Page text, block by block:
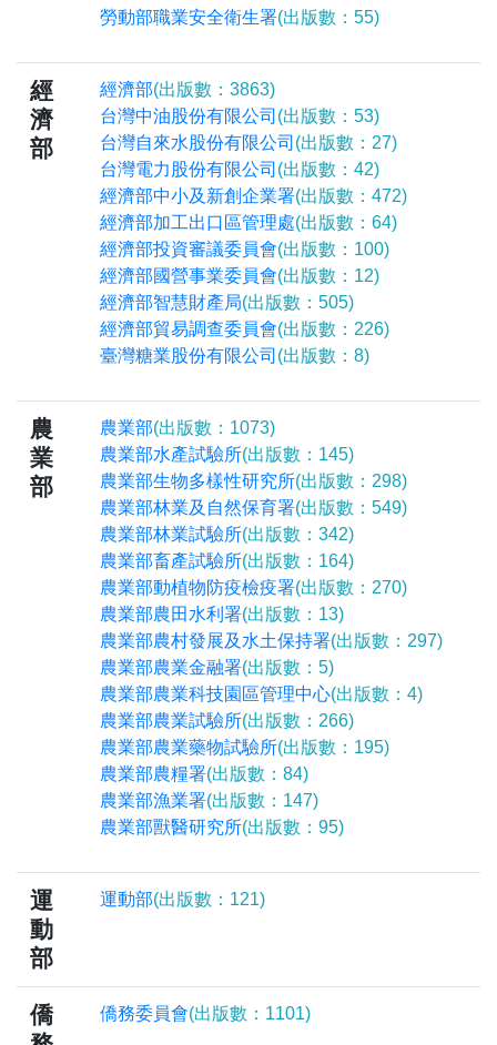
勞動部職業安全衛生署(出版數：55)
經
濟
部
經濟部(出版數：3863)
台灣中油股份有限公司 (出版數：53)
台灣自來水股份有限公司 (出版數：27)
台灣電力股份有限公司 (出版數：42)
經濟部中小及新創企業署(出版數：472)
經濟部加工出口區管理處(出版數：64)
經濟部投資審議委員會(出版數：100)
經濟部國營事業委員會(出版數：12)
經濟部智慧財產局(出版數：505)
經濟部貿易調查委員會(出版數：226)
臺灣糖業股份有限公司 (出版數：8)
農
業
部
農業部(出版數：1073)
農業部水產試驗所(出版數：145)
農業部生物多樣性研究所(出版數：298)
農業部林業及自然保育署(出版數：549)
農業部林業試驗所(出版數：342)
農業部畜產試驗所(出版數：164)
農業部動植物防疫檢疫署(出版數：270)
農業部農田水利署(出版數：13)
農業部農村發展及水土保持署(出版數：297)
農業部農業金融署(出版數：5)
農業部農業科技園區管理中心(出版數：4)
農業部農業試驗所(出版數：266)
農業部農業藥物試驗所(出版數：195)
農業部農糧署(出版數：84)
農業部漁業署(出版數：147)
農業部獸醫研究所(出版數：95)
運
動
部
運動部(出版數：121)
僑
僑務委員會(出版數：1101)